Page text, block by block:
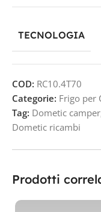
TECNOLOGIA
COD: RC10.4T70
Categorie: Frigo per
Tag: Dometic camper
Dometic ricambi
Prodotti